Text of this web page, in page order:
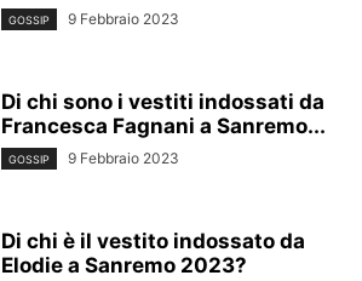
GOSSIP 9 Febbraio 2023
Di chi sono i vestiti indossati da
Francesca Fagnani a Sanremo...
GOSSIP 9 Febbraio 2023
Di chi è il vestito indossato da
Elodie a Sanremo 2023?